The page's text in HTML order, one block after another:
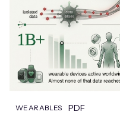
WEARABLES PDF